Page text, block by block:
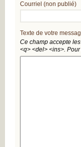
Courriel (non publié)
Texte de votre
Ce champ accepte
<q> <del> <ins> .